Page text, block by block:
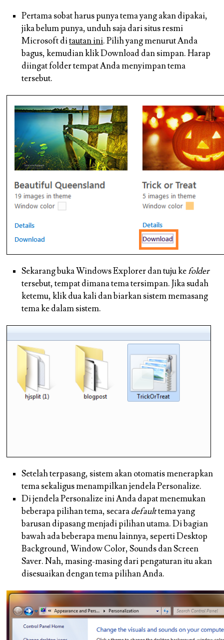
Pertama sobat harus punya tema yang akan dipakai,
jika belum punya, unduh saja dari situs resmi
Microsoft ditautan ini. Pilih yang menurut Anda
bagus, kemudian klikDownloaddan simpan. Harap
diingat folder tempat Anda menyimpan tema
tersebut.
Sekarang buka Windows Explorer dan tuju kefolder
tersebut, tempat dimana tema tersimpan. Jika sudah
ketemu, klik dua kali dan biarkan sistem memasang
tema ke dalam sistem.
Setelah terpasang, sistem akan otomatis menerapkan
tema sekaligus menampilkan jendelaPersonalize.
Di jendela Personalize ini Anda dapat menemukan
beberapa pilihan tema, secaradefaulttema yang
barusan dipasang menjadi pilihan utama. Di bagian
bawah ada beberapa menu lainnya, seperti Desktop
Background, Window Color, Sounds dan Screen
Saver. Nah, masing-masing dari pengaturan itu akan
disesuaikan dengan tema pilihan Anda.